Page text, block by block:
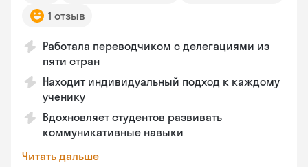
1 отзыв
Работала переводчиком с делегациями из
пяти стран
Находит индивидуальный подход к каждому
ученику
Вдохновляет студентов развивать
коммуникативные навыки
Читать дальше